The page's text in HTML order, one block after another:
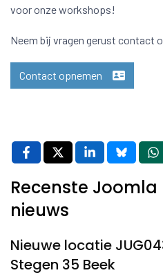
voor onze workshops!
Neem bij vragen gerust contact
Contact opnemen
Recenste Joomla
nieuws
Nieuwe locatie
Stegen 35 Beek